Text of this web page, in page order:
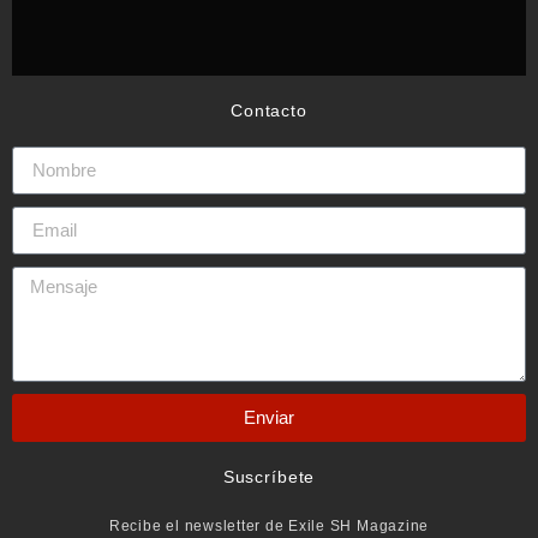
Contacto
Enviar
Suscríbete
Recibe el newsletter de Exile SH Magazine